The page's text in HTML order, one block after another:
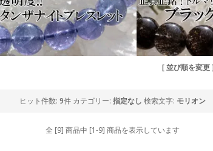
[ 並び順を変更 ]
ヒット件数: 9件 カテゴリー: 指定なし 検索文字: モリオン
全 [9] 商品中 [1-9] 商品を表示しています